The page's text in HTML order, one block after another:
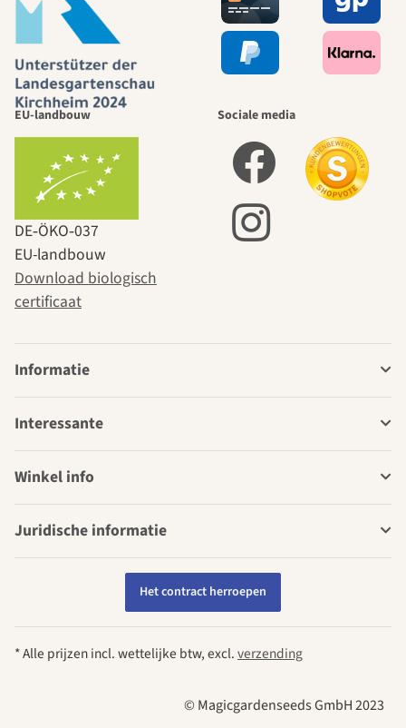
EU-landbouw
DE‑ÖKO‑037
EU-landbouw
Download biologisch
certificaat
Sociale media
Informatie
Interessante
Winkel info
Juridische informatie
Het contract herroepen
* Alle prijzen incl. wettelijke btw, excl.verzending
© Magicgardenseeds GmbH 2023